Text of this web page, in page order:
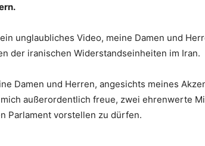
unglaubliches Video, meine Damen und
der iranischen Widerstandseinheiten im Iran.
Damen und Herren, angesichts meines
außerordentlich freue, zwei ehrenwerte
Parlament vorstellen zu dürfen.